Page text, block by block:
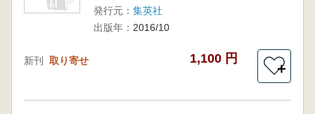
発行元： 集英社
出版年： 2016/10
新刊 取り寄せ 1,100 円
＋